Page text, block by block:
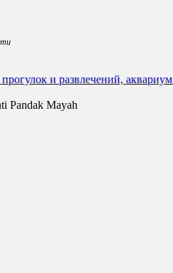
и развлечений,
Pandak Mayah